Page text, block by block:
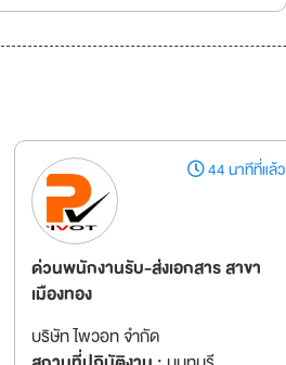
44 นาทีที่แล้ว
ด่วนพนักงานรับ-ส่งเอกสาร สาขา
เมืองทอง
บริษัท ไพวอท จำกัด